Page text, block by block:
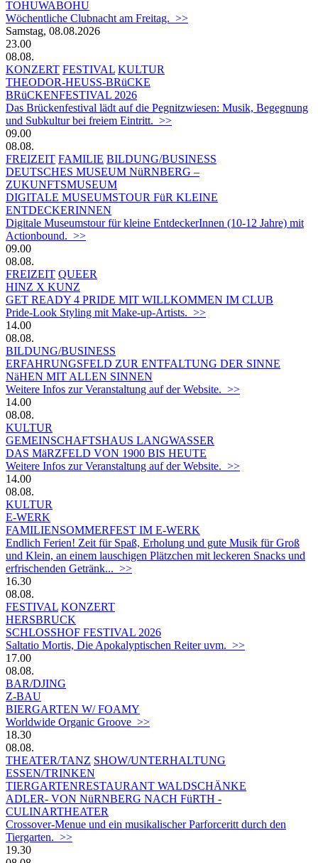
TOHUWABOHU
Wöchentliche Clubnacht am Freitag. >>
Samstag, 08.08.2026
23.00
08.08.
KONZERT FESTIVAL KULTUR
THEODOR-HEUSS-BRüCKE
BRüCKENFESTIVAL 2026
Das Brückenfestival lädt auf die Pegnitzwiesen: Musik, Begegnung
und Subkultur bei freiem Eintritt. >>
09.00
08.08.
FREIZEIT FAMILIE BILDUNG/BUSINESS
DEUTSCHES MUSEUM NüRNBERG –
ZUKUNFTSMUSEUM
DIGITALE MUSEUMSTOUR FüR KLEINE
ENTDECKERINNEN
Digitale Museumstour für kleine EntdeckerInnen (10-12 Jahre) mit
Actionbound. >>
09.00
08.08.
FREIZEIT QUEER
HINZ X KUNZ
GET READY 4 PRIDE MIT WILLKOMMEN IM CLUB
Pride-Look Styling mit Make-up-Artists. >>
14.00
08.08.
BILDUNG/BUSINESS
ERFAHRUNGSFELD ZUR ENTFALTUNG DER SINNE
NäHEN MIT ALLEN SINNEN
Weitere Infos zur Veranstaltung auf der Website. >>
14.00
08.08.
KULTUR
GEMEINSCHAFTSHAUS LANGWASSER
DAS MäRZFELD VON 1900 BIS HEUTE
Weitere Infos zur Veranstaltung auf der Website. >>
14.00
08.08.
KULTUR
E-WERK
FAMILIENSOMMERFEST IM E-WERK
Endlich Ferien! Zeit für Spaß, Erholung und gute Musik für Groß
und Klein, an einem lauschigen Plätzchen mit leckeren Snacks und
erfrischenden Getränk... >>
16.30
08.08.
FESTIVAL KONZERT
HERSBRUCK
SCHLOSSHOF FESTIVAL 2026
Saltatio Mortis, Die Apokalyptischen Reiter uvm. >>
17.00
08.08.
BAR/DJING
Z-BAU
BIERGARTEN W/ FOAMY
Worldwide Organic Groove >>
18.30
08.08.
THEATER/TANZ SHOW/UNTERHALTUNG
ESSEN/TRINKEN
TIERGARTEN­RESTAURANT WALDSCHÄNKE
ADLER- VON NüRNBERG NACH FüRTH -
CULINARTHEATER
Crossover-Menue und ein musikalischer Parforceritt durch den
Tiergarten. >>
19.30